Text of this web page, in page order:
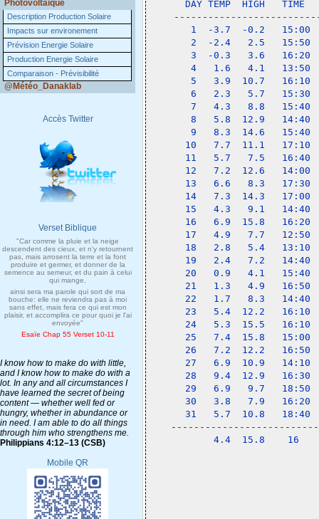
Photovoltaïque
Description Production Solaire
Impacts sur environement
Prévision Energie Solaire
Production Energie Solaire
Comparaison - Prévisibilité
@Météo_Danaklab
Accès Twitter
Verset Biblique
"Car comme la pluie et la neige
descendent des cieux, et n'y retournent
pas, mais arrosent la terre et la font
produire et germer, et donner de la
semence au semeur, et du pain à celui
qui mange,
ainsi sera ma parole qui sort de ma
bouche: elle ne reviendra pas à moi
sans effet, mais fera ce qui est mon
plaisir, et accomplira ce pour quoi je l'ai
envoyée"
Esaïe Chap 55 Verset 10-11
I know how to make do with little,
and I know how to make do with a
lot. In any and all circumstances I
have learned the secret of being
content — whether well fed or
hungry, whether in abundance or
in need. I am able to do all things
through him who strengthens me.
Philippians 4:12–13 (CSB)
Mobile QR
DAY TEMP  HIGH   TIME
1  -3.7  -0.2
2  -2.4   2.5
3  -0.3   3.6
4   1.6   4.1
5   3.9  10.7
6   2.3   5.7
7   4.3   8.8   15:40
8   5.8  12.9   14:40
9   8.3  14.6   15:40
10   7.7  11.1   17:10
11   5.7   7.5   16:40
12   7.2  12.6   14:00
13   6.6   8.3   17:30
14   7.3  14.3
15   4.3   9.1   14:40
16   6.9  15.8   16:20
17   4.9   7.7   12:50
18   2.8   5.4   13:10
19   2.4   7.2   14:40
20   0.9   4.1   15:40
21   1.3   4.9   16:50
22   1.7   8.3   14:40
23   5.4  12.2   16:10
24   5.3  15.5
25   7.4  15.8
26   7.2  12.2
27   6.9  10.9
28   9.4  12.9
29   6.9   9.7   18:50
30   3.8   7.9   16:20
31   5.7  10.8
4.4  15.8    16